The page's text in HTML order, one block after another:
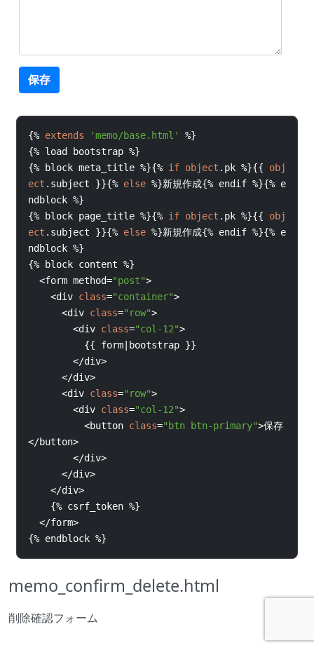
{% extends 'memo/base.html'
%}
{% load bootstrap %}
{%
block meta_title %}{% if object . pk %}{{
obj
ect . subject }}{% else %}新規作成{% endif %}{% e
ndblock %}
{%
block page_title %}{% if object . pk %}{{
obj
ect . subject }}{% else %}新規作成{% endif %}{% e
ndblock %}
{%
block content %}
<form method="post">
<div class="container">
<div class="row">
<div class="col-12">
{{
form| bootstrap }}
</div>
</div>
<div class="row">
<div class="col-12">
<button class="btn btn-primary">保存
</button>
</div>
</div>
</div>
{% csrf_token %}
</form>
{% endblock %}
memo_confirm_delete.html
削除確認フォーム